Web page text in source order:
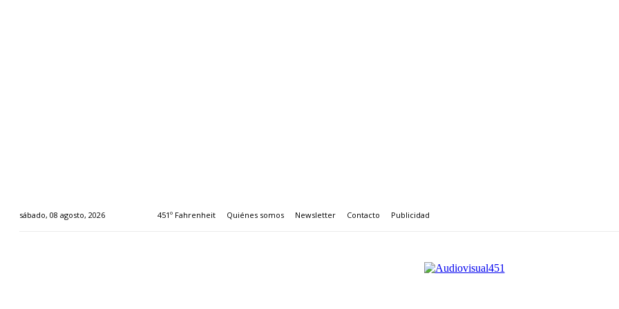
sábado, 08 agosto, 2026 451º Fahrenheit Quiénes somos Newsletter Contacto Publicidad